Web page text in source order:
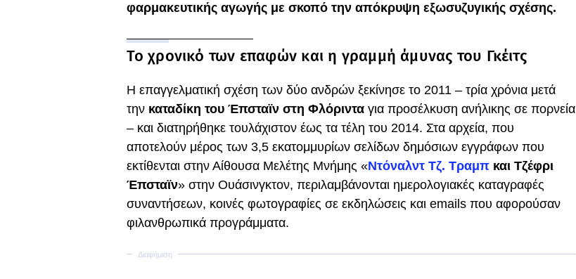
φαρμακευτικής αγωγής με σκοπό την απόκρυψη εξωσυζυγικής σχέσης.
Το χρονικό των επαφών και η γραμμή άμυνας του Γκέιτς
Η επαγγελματική σχέση των δύο ανδρών ξεκίνησε το 2011 – τρία χρόνια μετά
την καταδίκη του Έπσταϊν στη Φλόριντα για προσέλκυση ανήλικης σε πορνεία
– και διατηρήθηκε τουλάχιστον έως τα τέλη του 2014. Στα αρχεία, που
αποτελούν μέρος των 3,5 εκατομμυρίων σελίδων δημόσιων εγγράφων που
εκτίθενται στην Αίθουσα Μελέτης Μνήμης «Ντόναλντ Τζ. Τραμπκαι Τζέφρι
Έπσταϊν» στην Ουάσινγκτον, περιλαμβάνονται ημερολογιακές καταγραφές
συναντήσεων, κοινές φωτογραφίες σε εκδηλώσεις και emails που αφορούσαν
φιλανθρωπικά προγράμματα.